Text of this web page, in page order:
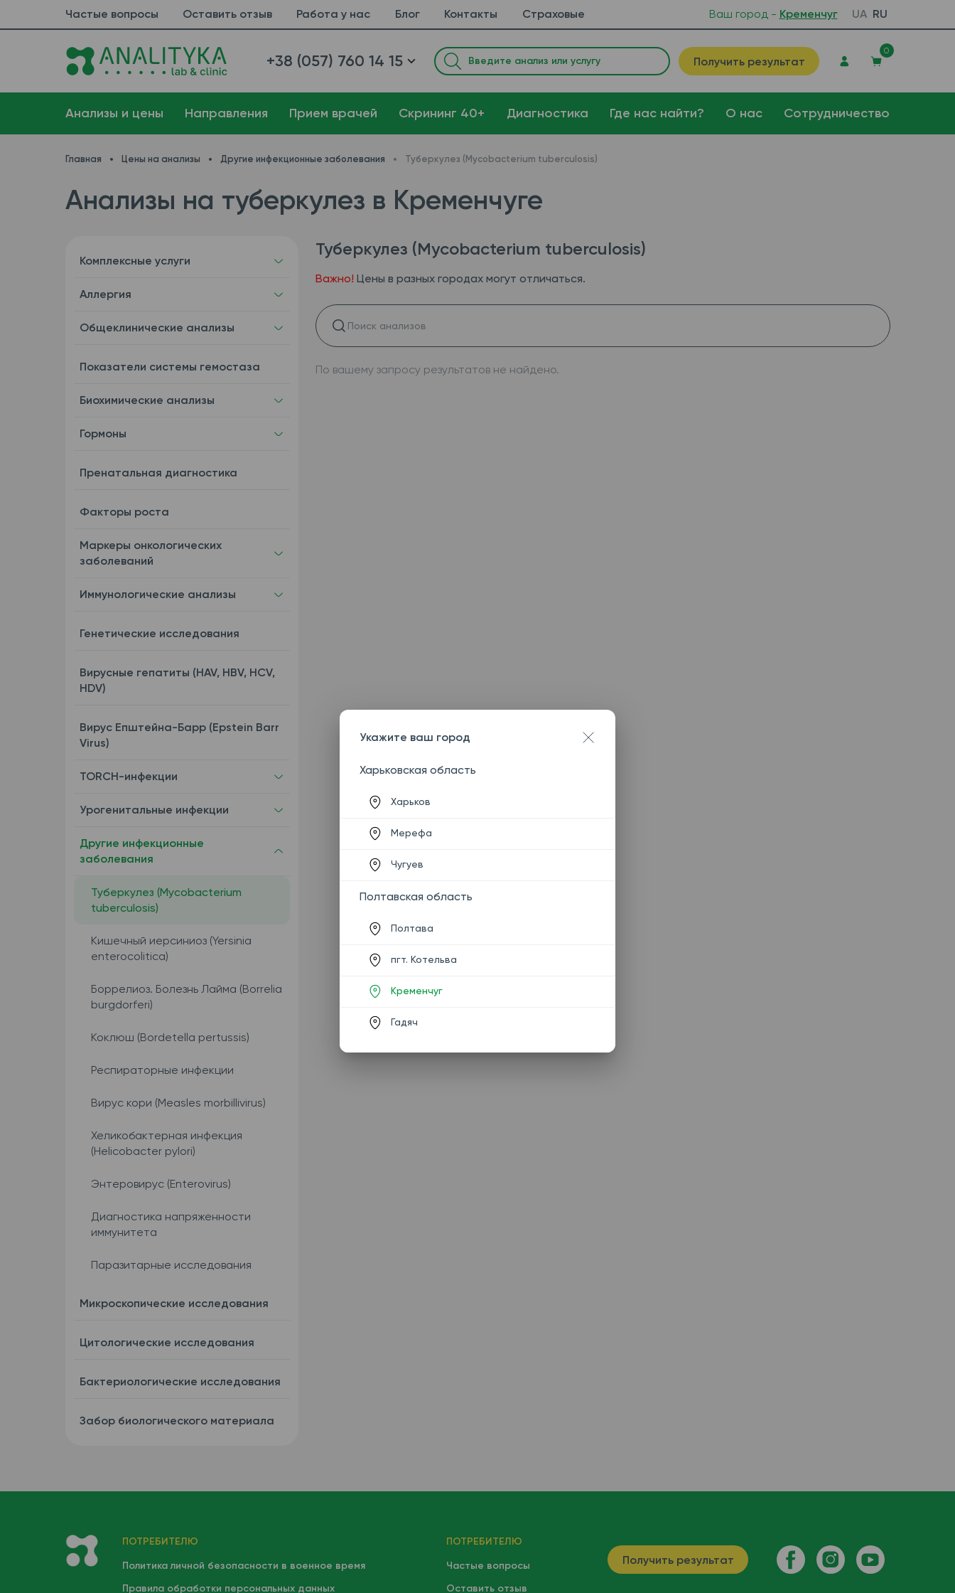
Частые вопросы Оставить отзыв Работа у нас Блог Контакты Страховые Ваш город - Кременчуг UA RU
+38 (057) 760 14 15 Получить результат
0
Анализы и цены Направления Прием врачей Cкрининг 40+ Диагностика Где нас найти? О нас Сотрудничество
Главная Цены на анализы Другие инфекционные заболевания Туберкулез (Mycobacterium tuberculosis)
Анализы на туберкулез в Кременчуге
Комплексные услуги
Аллергия
Общеклинические анализы
Показатели системы гемостаза
Биохимические анализы
Гормоны
Пренатальная диагностика
Факторы роста
Маркеры онкологических
заболеваний
Иммунологические анализы
Генетические исследования
Вирусные гепатиты (HAV, HBV, HCV,
HDV)
Вирус Епштейна-Барр (Epstein Barr
Virus)
TORCH-инфекции
Урогенитальные инфекции
Другие инфекционные
заболевания
Туберкулез (Mycobacterium
tuberculosis)
Кишечный иерсиниоз (Yersinia
enterocolitica)
Боррелиоз. Болезнь Лайма (Borrelia
burgdorferi)
Коклюш (Bordetella pertussis)
Респираторные инфекции
Вирус кори (Measles morbillivirus)
Хеликобактерная инфекция
(Helicobacter pylori)
Энтеровирус (Enterovirus)
Диагностика напряженности
иммунитета
Паразитарные исследования
Микроскопические исследования
Цитологические исследования
Бактериологические исследования
Забор биологического материала
Туберкулез (Mycobacterium tuberculosis)
Важно! Цены в разных городах могут отличаться.
По вашему запросу результатов не найдено.
ПОТРЕБИТЕЛЮ
ПОТРЕБИТЕЛЮ
Политика личной безопасности в военное время
Частые вопросы
Правила обработки персональных данных
Оставить отзыв
Получить результат
Укажите ваш город
Харьковская область
Харьков
Мерефа
Чугуев
Полтавская область
Полтава
пгт. Котельва
Кременчуг
Гадяч